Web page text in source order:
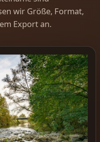
wir Größe, Format,
Export an.